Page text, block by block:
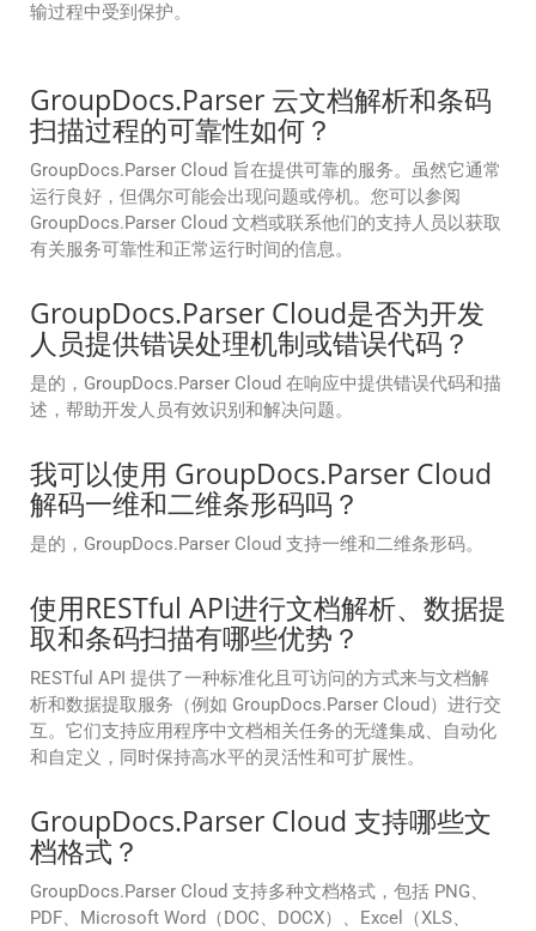
输过程中受到保护。
GroupDocs.Parser 云文档解析和条码
扫描过程的可靠性如何？
GroupDocs.Parser Cloud 旨在提供可靠的服务。虽然它通常
运行良好，但偶尔可能会出现问题或停机。您可以参阅
GroupDocs.Parser Cloud 文档或联系他们的支持人员以获取
有关服务可靠性和正常运行时间的信息。
GroupDocs.Parser Cloud是否为开发
人员提供错误处理机制或错误代码？
是的，GroupDocs.Parser Cloud 在响应中提供错误代码和描
述，帮助开发人员有效识别和解决问题。
我可以使用 GroupDocs.Parser Cloud
解码一维和二维条形码吗？
是的，GroupDocs.Parser Cloud 支持一维和二维条形码。
使用RESTful API进行文档解析、数据提
取和条码扫描有哪些优势？
RESTful API 提供了一种标准化且可访问的方式来与文档解
析和数据提取服务（例如 GroupDocs.Parser Cloud）进行交
互。它们支持应用程序中文档相关任务的无缝集成、自动化
和自定义，同时保持高水平的灵活性和可扩展性。
GroupDocs.Parser Cloud 支持哪些文
档格式？
GroupDocs.Parser Cloud 支持多种文档格式，包括 PNG、
PDF、Microsoft Word（DOC、DOCX）、Excel（XLS、